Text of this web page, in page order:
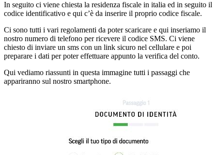
In seguito ci viene chiesta la residenza fiscale in italia ed in seguito il
codice identificativo e qui c’è da inserire il proprio codice fiscale.
Ci sono tutti i vari regolamenti da poter scaricare e qui inseriamo il
nostro numero di telefono per ricevere il codice SMS. Ci viene
chiesto di inviare un sms con un link sicuro nel cellulare e poi
preparare i dati per poter effettuare appunto la verifica del conto.
Qui vediamo riassunti in questa immagine tutti i passaggi che
appariranno sul nostro smartphone.